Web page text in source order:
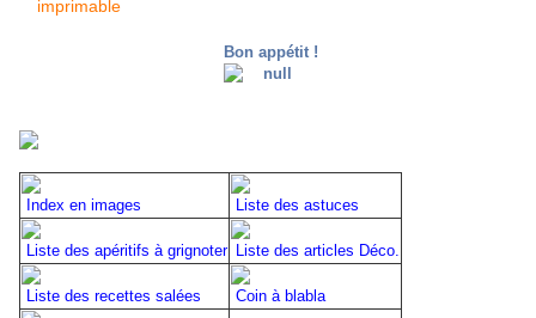
Bon appétit !
Index en images Liste des astuces
Liste des apéritifs à grignoter Liste des articles Déco.
Liste des recettes salées Coin à blabla